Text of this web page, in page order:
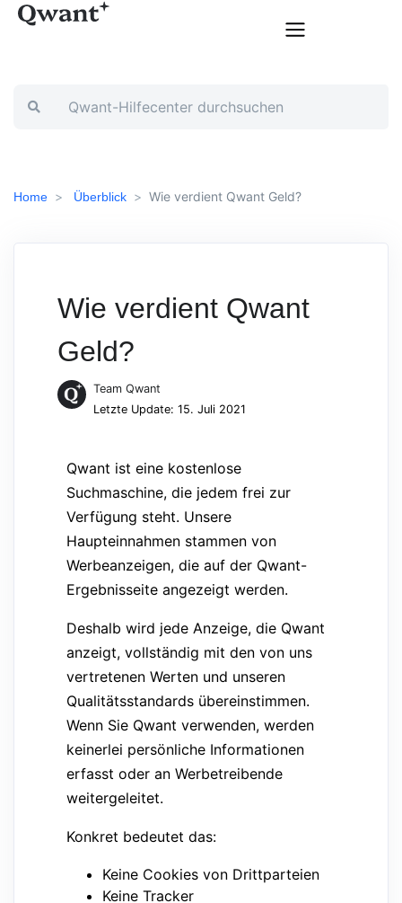
Home Überblick Wie verdient Qwant Geld?
Wie verdient Qwant
Geld?
Team Qwant
Letzte Update: 15. Juli 2021
Qwant ist eine kostenlose
Suchmaschine, die jedem frei zur
Verfügung steht. Unsere
Haupteinnahmen stammen von
Werbeanzeigen, die auf der Qwant-
Ergebnisseite angezeigt werden.
Deshalb wird jede Anzeige, die Qwant
anzeigt, vollständig mit den von uns
vertretenen Werten und unseren
Qualitätsstandards übereinstimmen.
Wenn Sie Qwant verwenden, werden
keinerlei persönliche Informationen
erfasst oder an Werbetreibende
weitergeleitet.
Konkret bedeutet das:
Keine Cookies von Drittparteien
Keine Tracker